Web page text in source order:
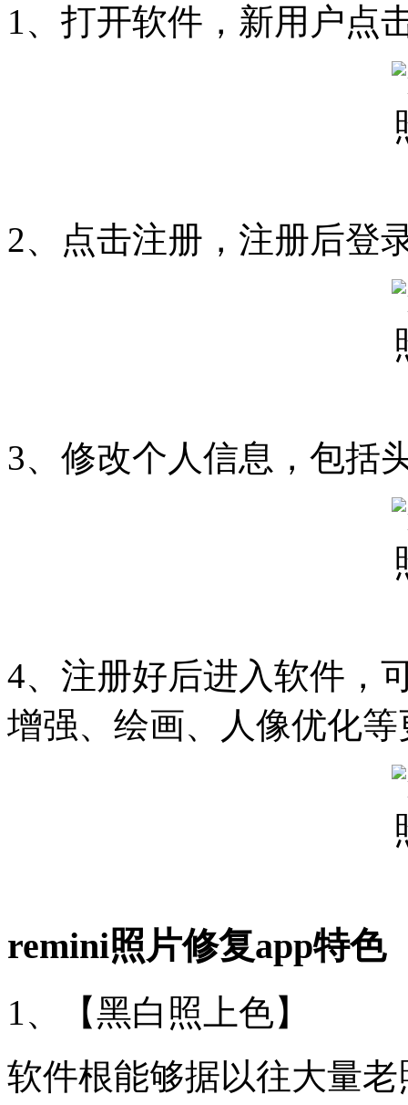
1、打开软件，新用户点
2、点击注册，注册后登
3、修改个人信息，包括
4、注册好后进入软件，
增强、绘画、人像优化
remini照片修复app特色
1、【黑白照上色】
软件根能够据以往大量